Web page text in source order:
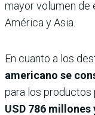
mayor volumen de
América y Asia.
En cuanto a los
americano se
para los
USD 786